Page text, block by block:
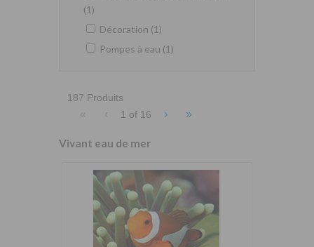
(1)
Décoration (1)
Pompes à eau (1)
187 Produits
« ‹ 1 of 16 › »
Vivant eau de mer